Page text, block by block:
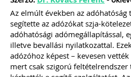
bizalmat
Az elmúlt években az
segítette az adózókat szja-
adóhatósági adómegállapítással,
illetve bevallási nyilatkozattal.
adózóhoz képest – kevesen
mert csak szigorú feltételrendszer